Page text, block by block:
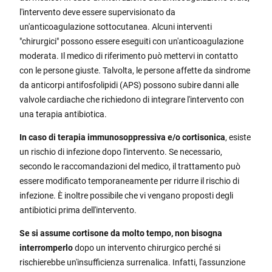
l'intervento deve essere supervisionato da
un'anticoagulazione sottocutanea. Alcuni interventi
"chirurgici" possono essere eseguiti con un'anticoagulazione
moderata. Il medico di riferimento può mettervi in contatto
con le persone giuste. Talvolta, le persone affette da sindrome
da anticorpi antifosfolipidi (APS) possono subire danni alle
valvole cardiache che richiedono di integrare l'intervento con
una terapia antibiotica.
In caso di terapia immunosoppressiva e/o cortisonica, esiste
un rischio di infezione dopo l'intervento. Se necessario,
secondo le raccomandazioni del medico, il trattamento può
essere modificato temporaneamente per ridurre il rischio di
infezione. È inoltre possibile che vi vengano proposti degli
antibiotici prima dell'intervento.
Se si assume cortisone da molto tempo, non bisogna
interromperlodopo un intervento chirurgico perché si
rischierebbe un'insufficienza surrenalica. Infatti, l'assunzione